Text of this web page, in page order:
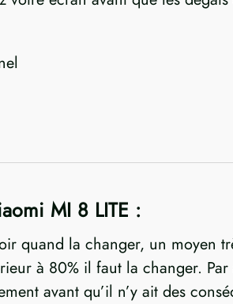
MI 8 LITE :
quand la changer, un
à 80% il faut la changer.
avant qu’il n’y ait des